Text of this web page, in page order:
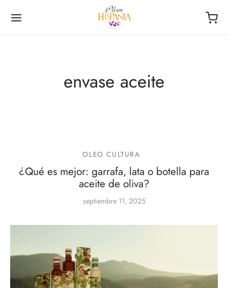
envase aceite
OLEO CULTURA
¿Qué es mejor: garrafa, lata o botella para
aceite de oliva?
septiembre 11, 2025